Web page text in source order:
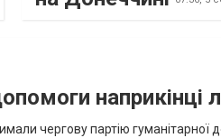
чергову партію гуманітарної